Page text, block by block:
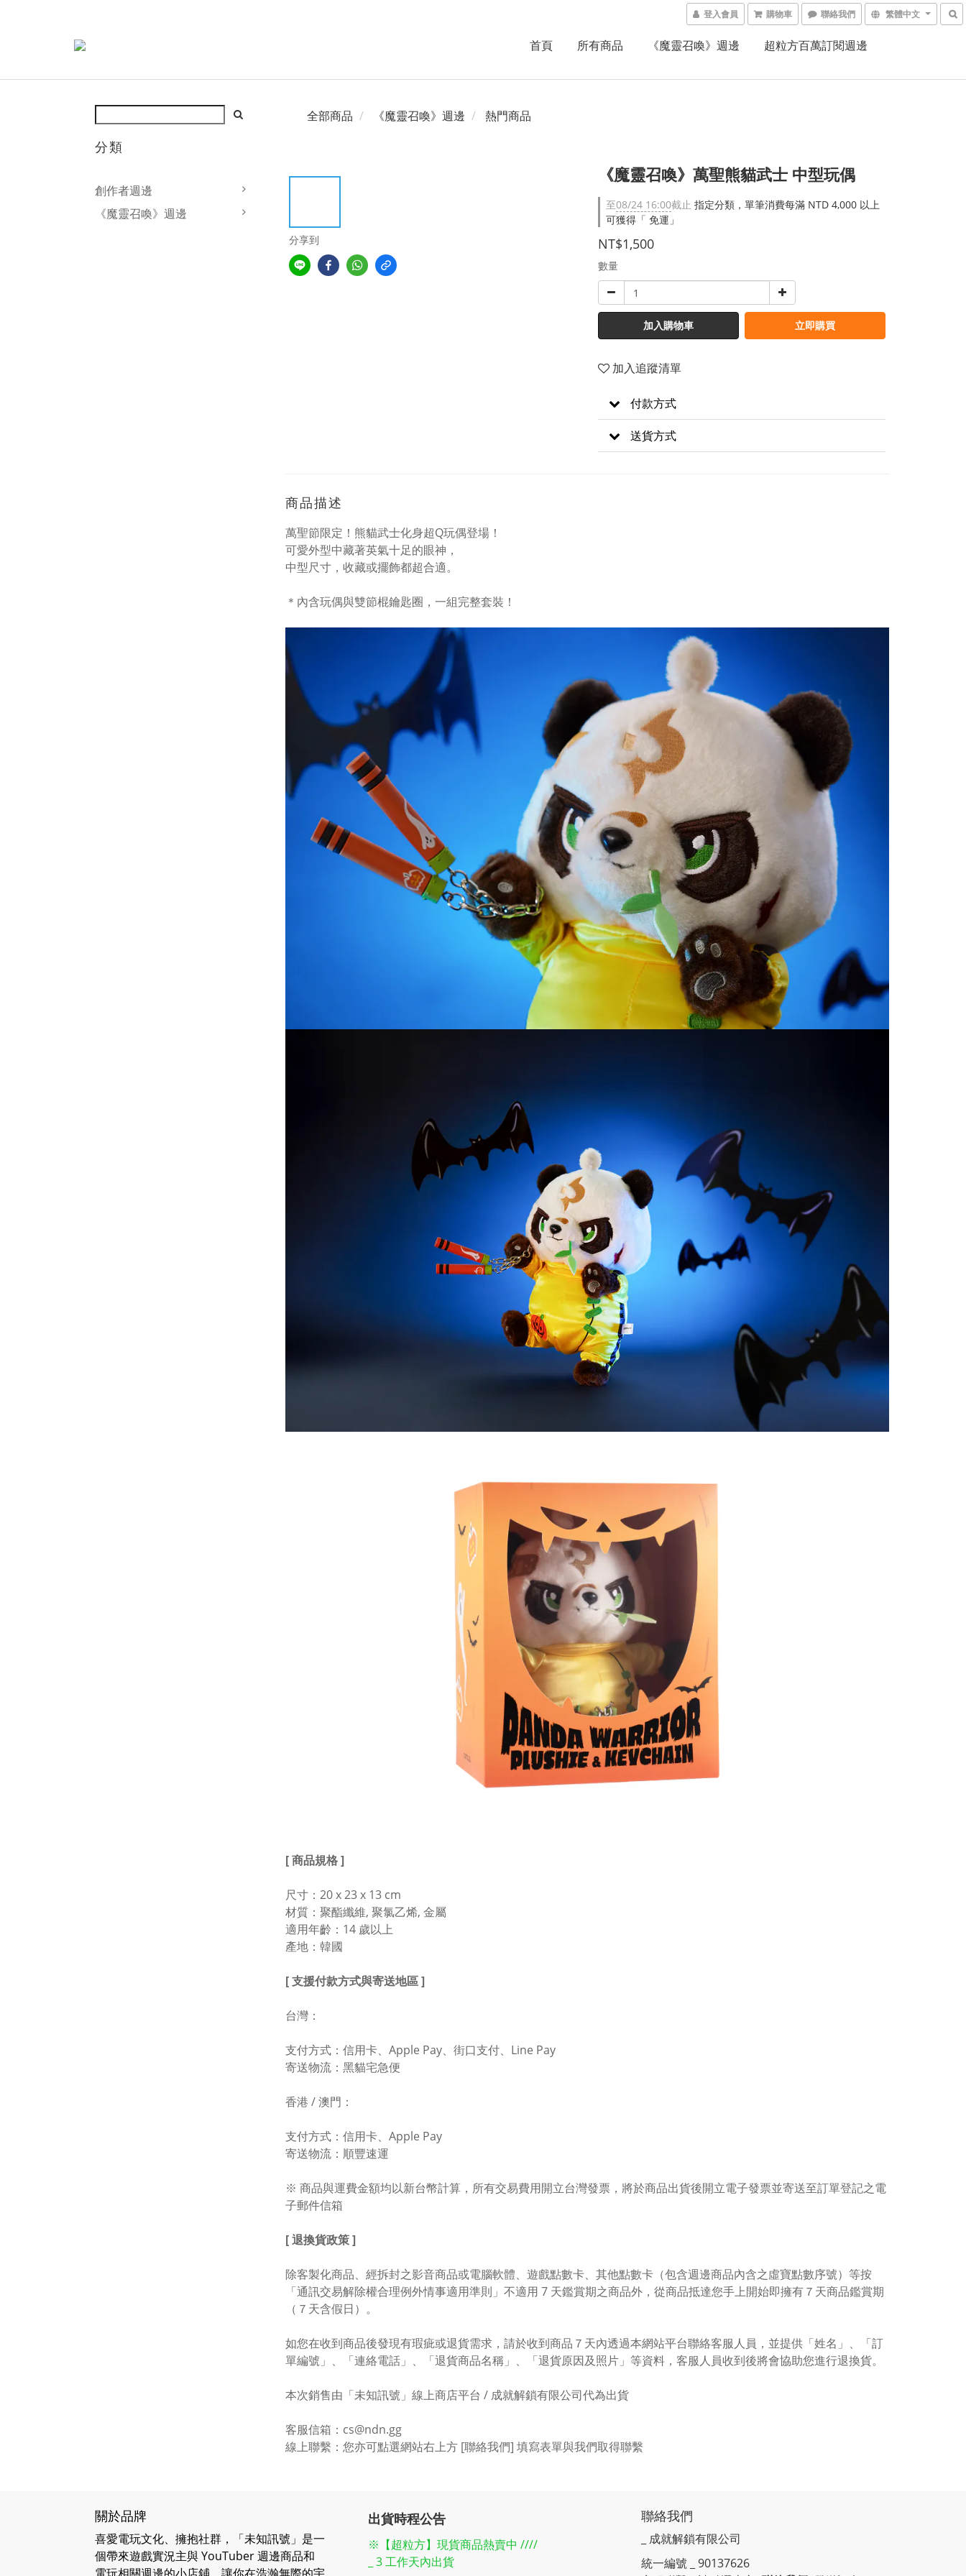
登入會員 購物車 聯絡我們 繁體中文
首頁 所有商品 《魔靈召喚》週邊 超粒方百萬訂閱週邊
分類
創作者週邊
《魔靈召喚》週邊
全部商品 《魔靈召喚》週邊 熱門商品
分享到
《魔靈召喚》萬聖熊貓武士 中型玩偶
至08/24 16:00截止 指定分類，單筆消費每滿 NTD 4,000 以上
可獲得「 免運」
NT$1,500
數量
加入購物車 立即購買
加入追蹤清單
付款方式
送貨方式
商品描述
萬聖節限定！熊貓武士化身超Q玩偶登場！
可愛外型中藏著英氣十足的眼神，
中型尺寸，收藏或擺飾都超合適。
＊內含玩偶與雙節棍鑰匙圈，一組完整套裝！
[ 商品規格 ]
尺寸：20 x 23 x 13 cm
材質：聚酯纖維, 聚氯乙烯, 金屬
適用年齡：14 歲以上
產地：韓國
[ 支援付款方式與寄送地區 ]
台灣：
支付方式：信用卡、Apple Pay、街口支付、Line Pay
寄送物流：黑貓宅急便
香港 / 澳門：
支付方式：信用卡、Apple Pay
寄送物流：順豐速運
※ 商品與運費金額均以新台幣計算，所有交易費用開立台灣發票，將於商品出貨後開立電子發票並寄送至訂單登記之電
子郵件信箱
[ 退換貨政策 ]
除客製化商品、經拆封之影音商品或電腦軟體、遊戲點數卡、其他點數卡（包含週邊商品內含之虛寶點數序號）等按
「通訊交易解除權合理例外情事適用準則」不適用 7 天鑑賞期之商品外，從商品抵達您手上開始即擁有７天商品鑑賞期
（７天含假日）。
如您在收到商品後發現有瑕疵或退貨需求，請於收到商品７天內透過本網站平台聯絡客服人員，並提供「姓名」、「訂
單編號」、「連絡電話」、「退貨商品名稱」、「退貨原因及照片」等資料，客服人員收到後將會協助您進行退換貨。
本次銷售由「未知訊號」線上商店平台 / 成就解鎖有限公司代為出貨
客服信箱：cs@ndn.gg
線上聯繫：您亦可點選網站右上方 [聯絡我們] 填寫表單與我們取得聯繫
關於品牌
喜愛電玩文化、擁抱社群，「未知訊號」是一
個帶來遊戲實況主與 YouTuber 週邊商品和
出貨時程公告
※【超粒方】現貨商品熱賣中 ////
_ 3 工作天內出貨
聯絡我們
_ 成就解鎖有限公司
統一編號 _ 90137626